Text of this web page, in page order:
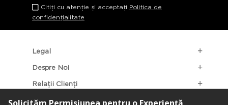
Citiți cu atenție și acceptați Politica de
confidențialitate
Legal
Despre Noi
Relații Clienți
Categorii Populare